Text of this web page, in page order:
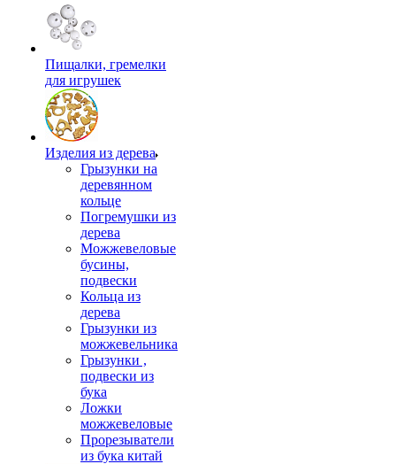
Пищалки, гремелки
для игрушек
Изделия из дерева
Грызунки на
деревянном
кольце
Погремушки из
дерева
Можжевеловые
бусины,
подвески
Кольца из
дерева
Грызунки из
можжевельника
Грызунки ,
подвески из
бука
Ложки
можжевеловые
Прорезыватели
из бука китай